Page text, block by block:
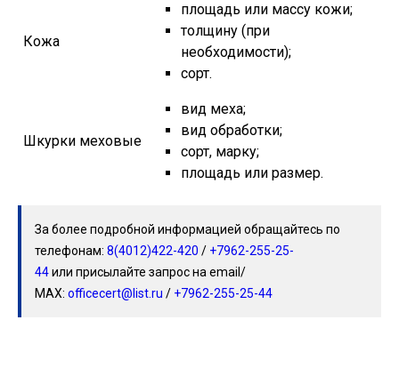
Кожа
площадь или массу кожи;
толщину (при
необходимости);
сорт.
Шкурки меховые
вид меха;
вид обработки;
сорт, марку;
площадь или размер.
За более подробной информацией обращайтесь по
телефонам: 8(4012)422-420 / +7962-255-25-
44или присылайте запрос на email/
МАХ: officecert@list.ru / +7962-255-25-44